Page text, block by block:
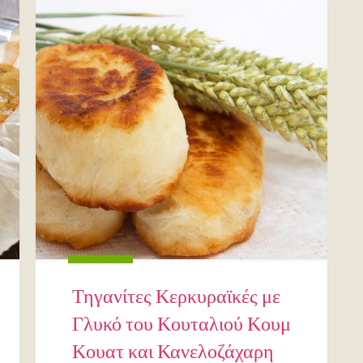
Τηγανίτες Κερκυραϊκές με
Γλυκό του Κουταλιού Κουμ
Κουατ και Κανελοζάχαρη